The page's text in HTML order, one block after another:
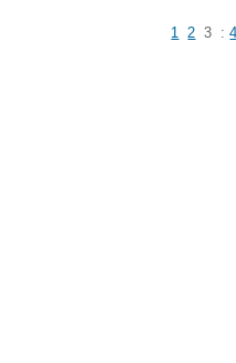
1 2 3 :